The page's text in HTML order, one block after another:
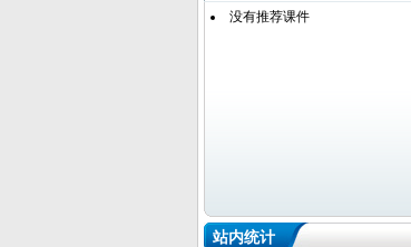
没有推荐课件
站内统计